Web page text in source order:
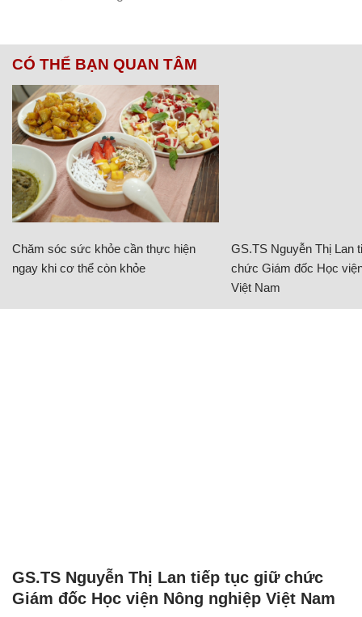
CÓ THỂ BẠN QUAN TÂM
Chăm sóc sức khỏe cần thực hiện
ngay khi cơ thể còn khỏe
GS.TS Nguyễn Thị Lan
chức Giám đốc Học
Việt Nam
GS.TS Nguyễn Thị Lan tiếp tục giữ chức
Giám đốc Học viện Nông nghiệp Việt Nam